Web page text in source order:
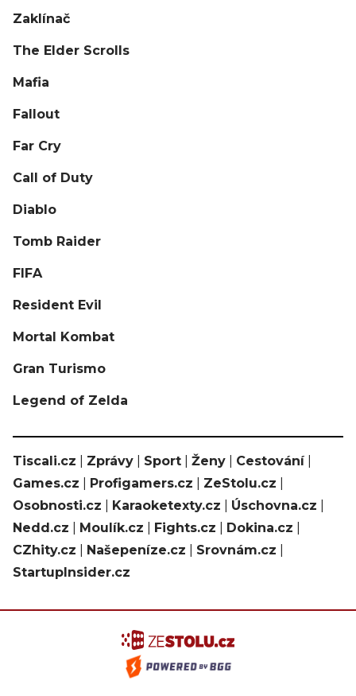
Zaklínač
The Elder Scrolls
Mafia
Fallout
Far Cry
Call of Duty
Diablo
Tomb Raider
FIFA
Resident Evil
Mortal Kombat
Gran Turismo
Legend of Zelda
Tiscali.cz Zprávy Sport Ženy Cestování|
Games.cz
Profigamers.cz ZeStolu.cz
Osobnosti.cz
Karaoketexty.cz Úschovna.cz
Nedd.cz
Moulík.cz Fights.cz Dokina.cz
CZhity.cz
Našepeníze.cz Srovnám.cz
StartupInsider.cz